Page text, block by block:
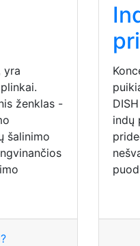
yra
ženklas -
šalinimo
indų